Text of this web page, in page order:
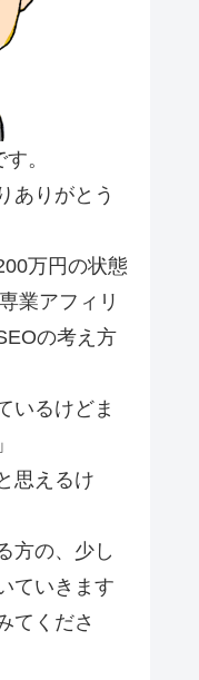
。
ありがとう
万円の状態
業アフィリ
の考え方
いるけどま
思えるけ
方の、少し
ていきます
てくださ